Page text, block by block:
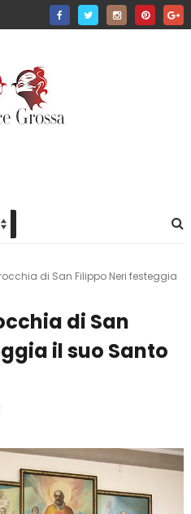
di San Filippo Neri festeggia
di San
il suo Santo